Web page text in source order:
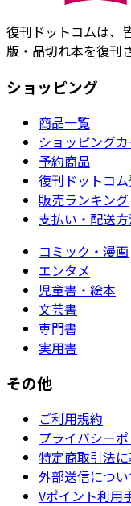
復刊ドットコムは、
版・品切れ本を復刊
ショッピング
商品一覧
ショッピング
予約商品
復刊ドットコ
販売ランキング
支払い・配送
コミック・漫画
エンタメ
児童書・絵本
文芸書
専門書
実用書
その他
ご利用規約
プライバシー
特定商取引法
外部送信につい
Vポイント利用